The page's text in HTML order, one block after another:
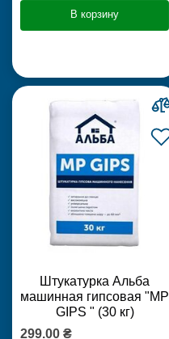
В корзину
Штукатурка Альба
машинная гипсовая "MP
GIPS " (30 кг)
299.00 ₴